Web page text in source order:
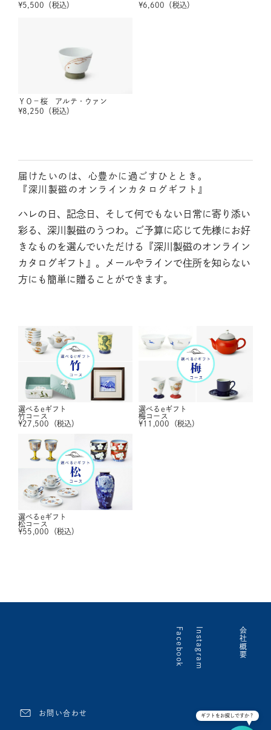
¥5,500 （税込）
¥6,600 （税込）
ＹＯ－桜 アルテ・ウァン
¥8,250 （税込）
届けたいのは、心豊かに過ごすひととき。
『深川製磁のオンラインカタログギフト』
ハレの日、記念日、そして何でもない日常に寄り添い
彩る、深川製磁のうつわ。ご予算に応じて先様にお好
きなものを選んでいただける『深川製磁のオンライン
カタログギフト』。メールやラインで住所を知らない
方にも簡単に贈ることができます。
選べるeギフト
竹コース
¥27,500 （税込）
選べるeギフト
梅コース
¥11,000 （税込）
選べるeギフト
松コース
¥55,000 （税込）
会社概要
Instagram
Facebook
お問い合わせ ギフトをお探しですか？